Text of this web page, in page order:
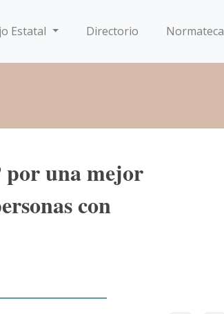
Estatal Directorio Normateca
una mejor
con